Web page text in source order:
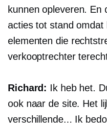
kunnen opleveren. En
acties tot stand omdat
elementen die
verkooptrechter
Richard: Ik heb het.
ook naar de site. Het
verschillende... Ik